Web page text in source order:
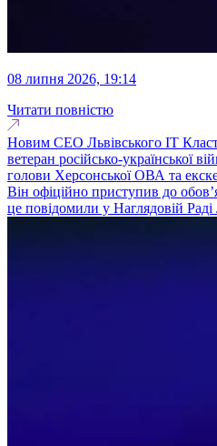
08 липня 2026, 19:14
Читати повністю
Новим CEO Львівського ІТ
ветеран російсько-української
голови Херсонської ОВА та
Він офіційно приступив до
це повідомили у Наглядовій Раді